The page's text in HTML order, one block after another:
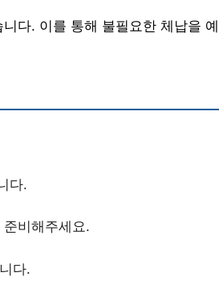
다. 이를 통해 불필요한 체납을
다.
비해주세요.
다.